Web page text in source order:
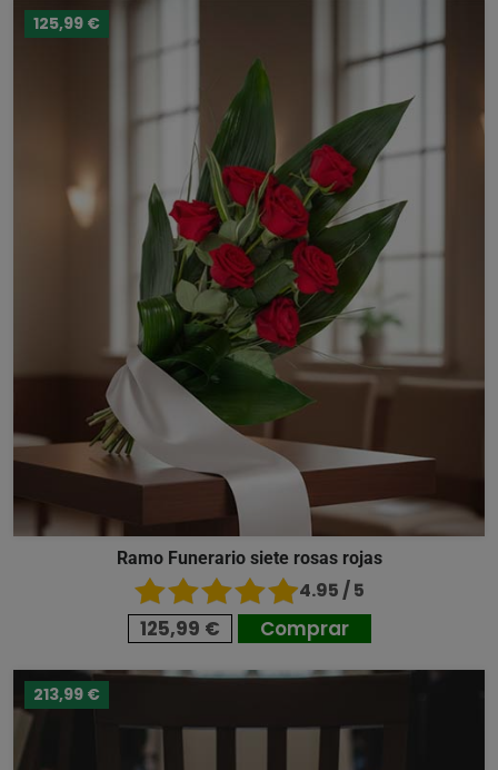
125,99 €
Ramo Funerario siete rosas rojas
4.95 / 5
125,99 € Comprar
213,99 €